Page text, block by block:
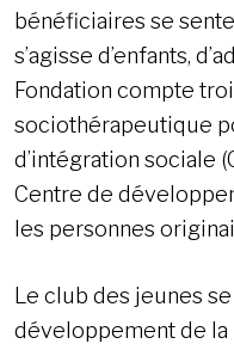
bénéficiaires se
s’agisse d’enfants,
Fondation compte
sociothérapeutique
d’intégration sociale
Centre de
les personnes
Le club des jeunes
développement de la